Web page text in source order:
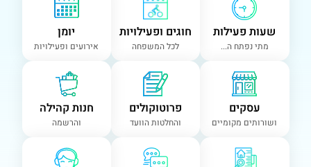
שעות פעילות
מתי נפתח ה...
חוגים ופעילויות
לכל המשפחה
יומן
אירועים ופעילויות
עסקים
ושורותים מקומיים
פרוטוקולים
והחלטות הוועד
חנות קהילה
והרשמה